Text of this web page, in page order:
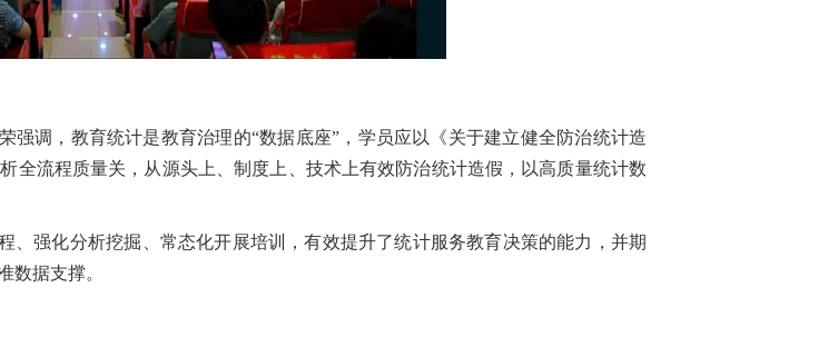
强调，教育统计是教育治理的“数据底座”，学员应以《关于建立健全防治统计造
全流程质量关，从源头上、制度上、技术上有效防治统计造假，以高质量统计数
、强化分析挖掘、常态化开展培训，有效提升了统计服务教育决策的能力，并期
数据支撑。